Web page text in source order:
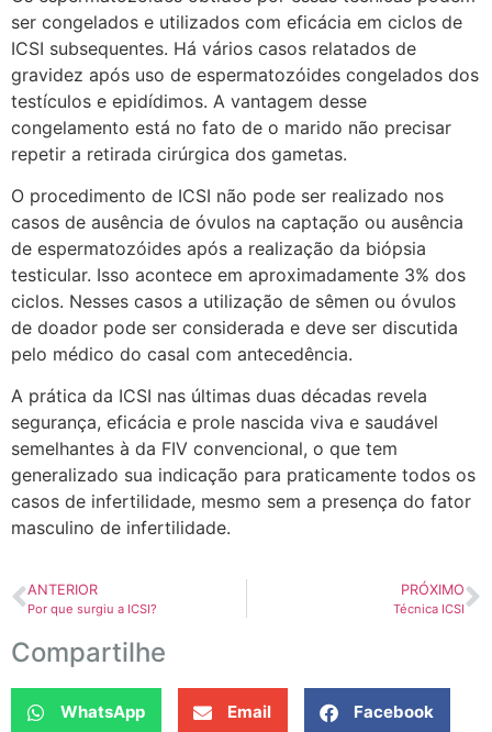
ser congelados e utilizados com eficácia em ciclos de
ICSI subsequentes. Há vários casos relatados de
gravidez após uso de espermatozóides congelados dos
testículos e epidídimos. A vantagem desse
congelamento está no fato de o marido não precisar
repetir a retirada cirúrgica dos gametas.
O procedimento de ICSI não pode ser realizado nos
casos de ausência de óvulos na captação ou ausência
de espermatozóides após a realização da biópsia
testicular. Isso acontece em aproximadamente 3% dos
ciclos. Nesses casos a utilização de sêmen ou óvulos
de doador pode ser considerada e deve ser discutida
pelo médico do casal com antecedência.
A prática da ICSI nas últimas duas décadas revela
segurança, eficácia e prole nascida viva e saudável
semelhantes à da FIV convencional, o que tem
generalizado sua indicação para praticamente todos os
casos de infertilidade, mesmo sem a presença do fator
masculino de infertilidade.
ANTERIOR
Por que surgiu a ICSI?
PRÓXIMO
Técnica ICSI
Compartilhe
WhatsApp Email Facebook